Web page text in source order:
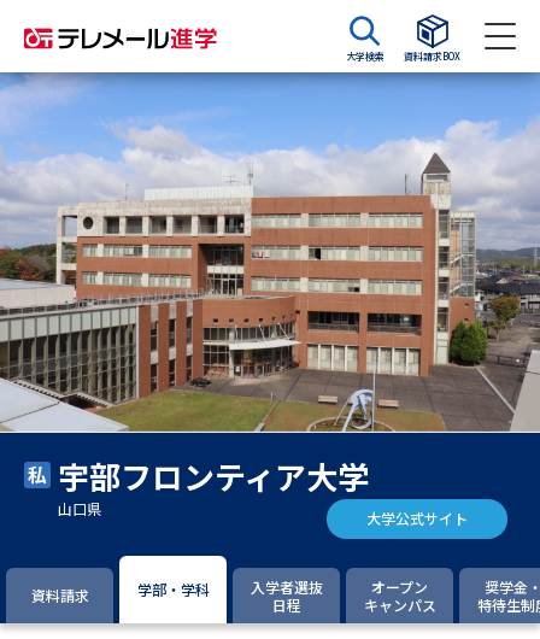
大学検索 資料請求BOX
資料請求
大学・短大の資料種類から請求
大学パンフ 学部・学科パンフ
総合型選抜・学校推薦型選抜 募
集要項＆願書
大学入学共通テスト利用選抜の
募集要項＆願書
過去問題集
大学・短大以外の資料から請求
大学院の資料請求
留学・進学関連、塾・予備校
大学入学共通テスト「受験案
内」の請求
宇部フロンティア大学
山口県 大学公式サイト
資料請求 学部・学科
入学者選抜
日程
オープン
キャンパス
奨学金
特待生制